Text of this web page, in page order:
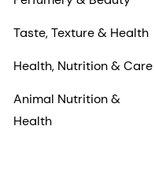
Taste, Texture & Health
Health, Nutrition & Care
Animal Nutrition &
Health